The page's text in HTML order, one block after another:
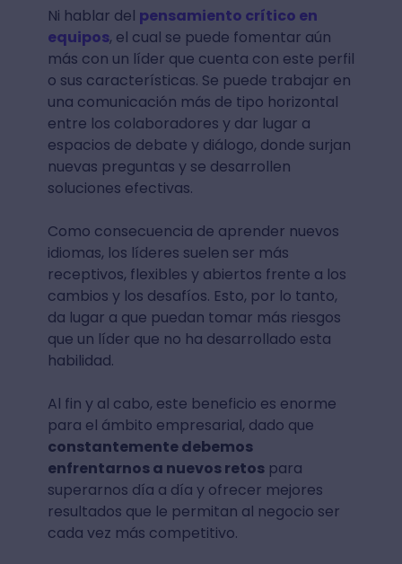
Ni hablar del pensamiento crítico en
equipos, el cual se puede fomentar aún
más con un líder que cuenta con este perfil
o sus características. Se puede trabajar en
una comunicación más de tipo horizontal
entre los colaboradores y dar lugar a
espacios de debate y diálogo, donde surjan
nuevas preguntas y se desarrollen
soluciones efectivas.
Como consecuencia de aprender nuevos
idiomas, los líderes suelen ser más
receptivos, flexibles y abiertos frente a los
cambios y los desafíos. Esto, por lo tanto,
da lugar a que puedan tomar más riesgos
que un líder que no ha desarrollado esta
habilidad.
Al fin y al cabo, este beneficio es enorme
para el ámbito empresarial, dado que
constantemente debemos
enfrentarnos a nuevos retospara
superarnos día a día y ofrecer mejores
resultados que le permitan al negocio ser
cada vez más competitivo.